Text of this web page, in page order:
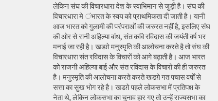
लेकिन संघ की विचारधारा देश के स्वाभिमान से जुड़ी है। संघ की
विचारधारा मे ंभारत के स्वय को प्राथमिकता दी जाती है। यानी
आज भारत को गुलामी की परंपराओं की जरुरत नहीं है, इसलिए संघ
की ओर से रानी अहिल्या बांध, संत कवि रविदास की जयंती वर्ष भर
मनाई जा रही है। खडग़े मनुस्मृति की आलोचना करते है तो संघ की
विचारधारा संत रविदास के विचारों को आगे बढ़ाती है। आज भारत
को राजनी अहिल्या बाई और संत रविदास के विचारों की ही जरुरत
है। मनुस्मृति की आलोचना करते करते खडग़े गत पचास वर्षों से
सत्ता का सुख भोग रहे है। खडग़े पहले लोकसभा में प्रतिपक्ष के
नेता थे, लेकिन लोकसभा का चुनाव हार गए तो उन्हें राज्यसभा का